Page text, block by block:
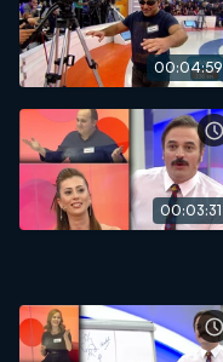
00:04:59
00:03:31